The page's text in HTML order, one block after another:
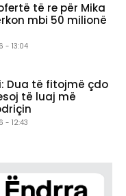
të re për Mika
mbi 50 milionë
- 13:04
Dua të fitojmë çdo
të luaj më
- 12:43